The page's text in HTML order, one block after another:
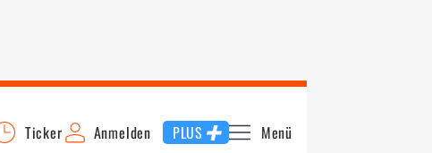
Ticker Anmelden PLUS Menü